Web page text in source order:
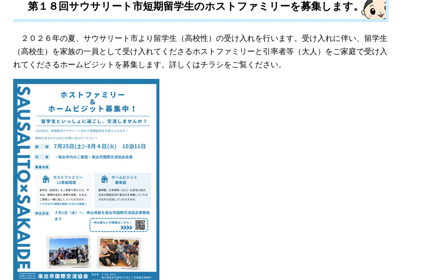
第１８回サウサリート市短期留学生のホストファミリーを募集します。
２０２６年の夏、サウサリート市より留学生（高校性）の受け入れを行います。受け入れに伴い、留学生
（高校生）を家族の一員として受け入れてくださるホストファミリーと引率者等（大人）をご家庭で受け入
れてくださるホームビジットを募集します。詳しくはチラシをご覧ください。